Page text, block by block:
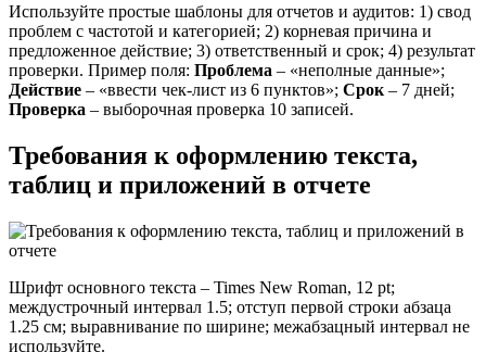
Используйте простые шаблоны для отчетов и аудитов: 1) свод
проблем с частотой и категорией; 2) корневая причина и
предложенное действие; 3) ответственный и срок; 4) результат
проверки. Пример поля: Проблема – «неполные данные»;
Действие – «ввести чек-лист из 6 пунктов»; Срок – 7 дней;
Проверка – выборочная проверка 10 записей.
Требования к оформлению текста,
таблиц и приложений в отчете
Шрифт основного текста – Times New Roman, 12 pt;
междустрочный интервал 1.5; отступ первой строки абзаца
1.25 см; выравнивание по ширине; межабзацный интервал не
используйте.